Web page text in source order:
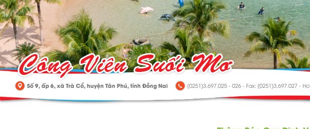
Số 9, ấp 6, xã Trà Cổ, huyện Tân Phú, tỉnh Đồng Nai (0251)3.697.025 - 026 - Fax: (0251)3.697.027 -